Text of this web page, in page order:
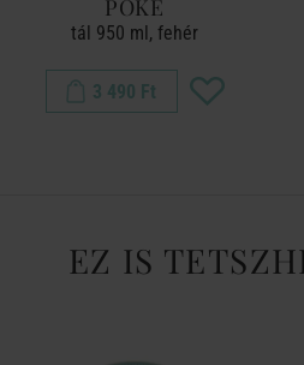
POKE
tál 950 ml, fehér
3 490 Ft
EZ IS